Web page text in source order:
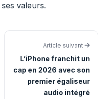
valeurs.
Article suivant
L’iPhone franchit un
cap en 2026 avec son
premier égaliseur
audio intégré